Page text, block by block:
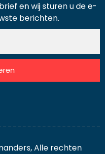
en wij sturen u de e-
berichten.
Alle rechten